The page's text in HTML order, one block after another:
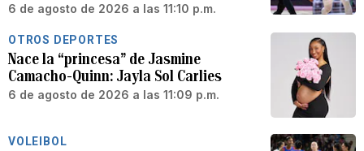
6 de agosto de 2026 a las 11:10 p.m.
OTROS DEPORTES
Nace la “princesa” de Jasmine
Camacho-Quinn: Jayla Sol Carlies
6 de agosto de 2026 a las 11:09 p.m.
VOLEIBOL